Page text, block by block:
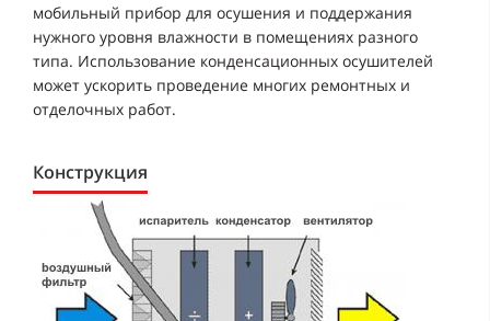
мобильный прибор для осушения и поддержания
нужного уровня влажности в помещениях разного
типа. Использование конденсационных осушителей
может ускорить проведение многих ремонтных и
отделочных работ.
Конструкция